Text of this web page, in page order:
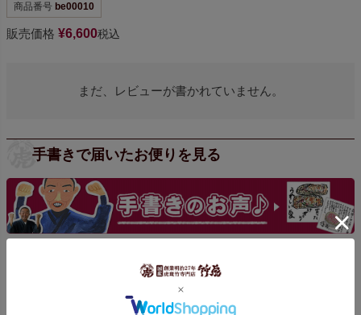
商品番号 be00010
販売価格 ¥6,600税込
まだ、レビューが書かれていません。
手書きで届いたお便りを見る